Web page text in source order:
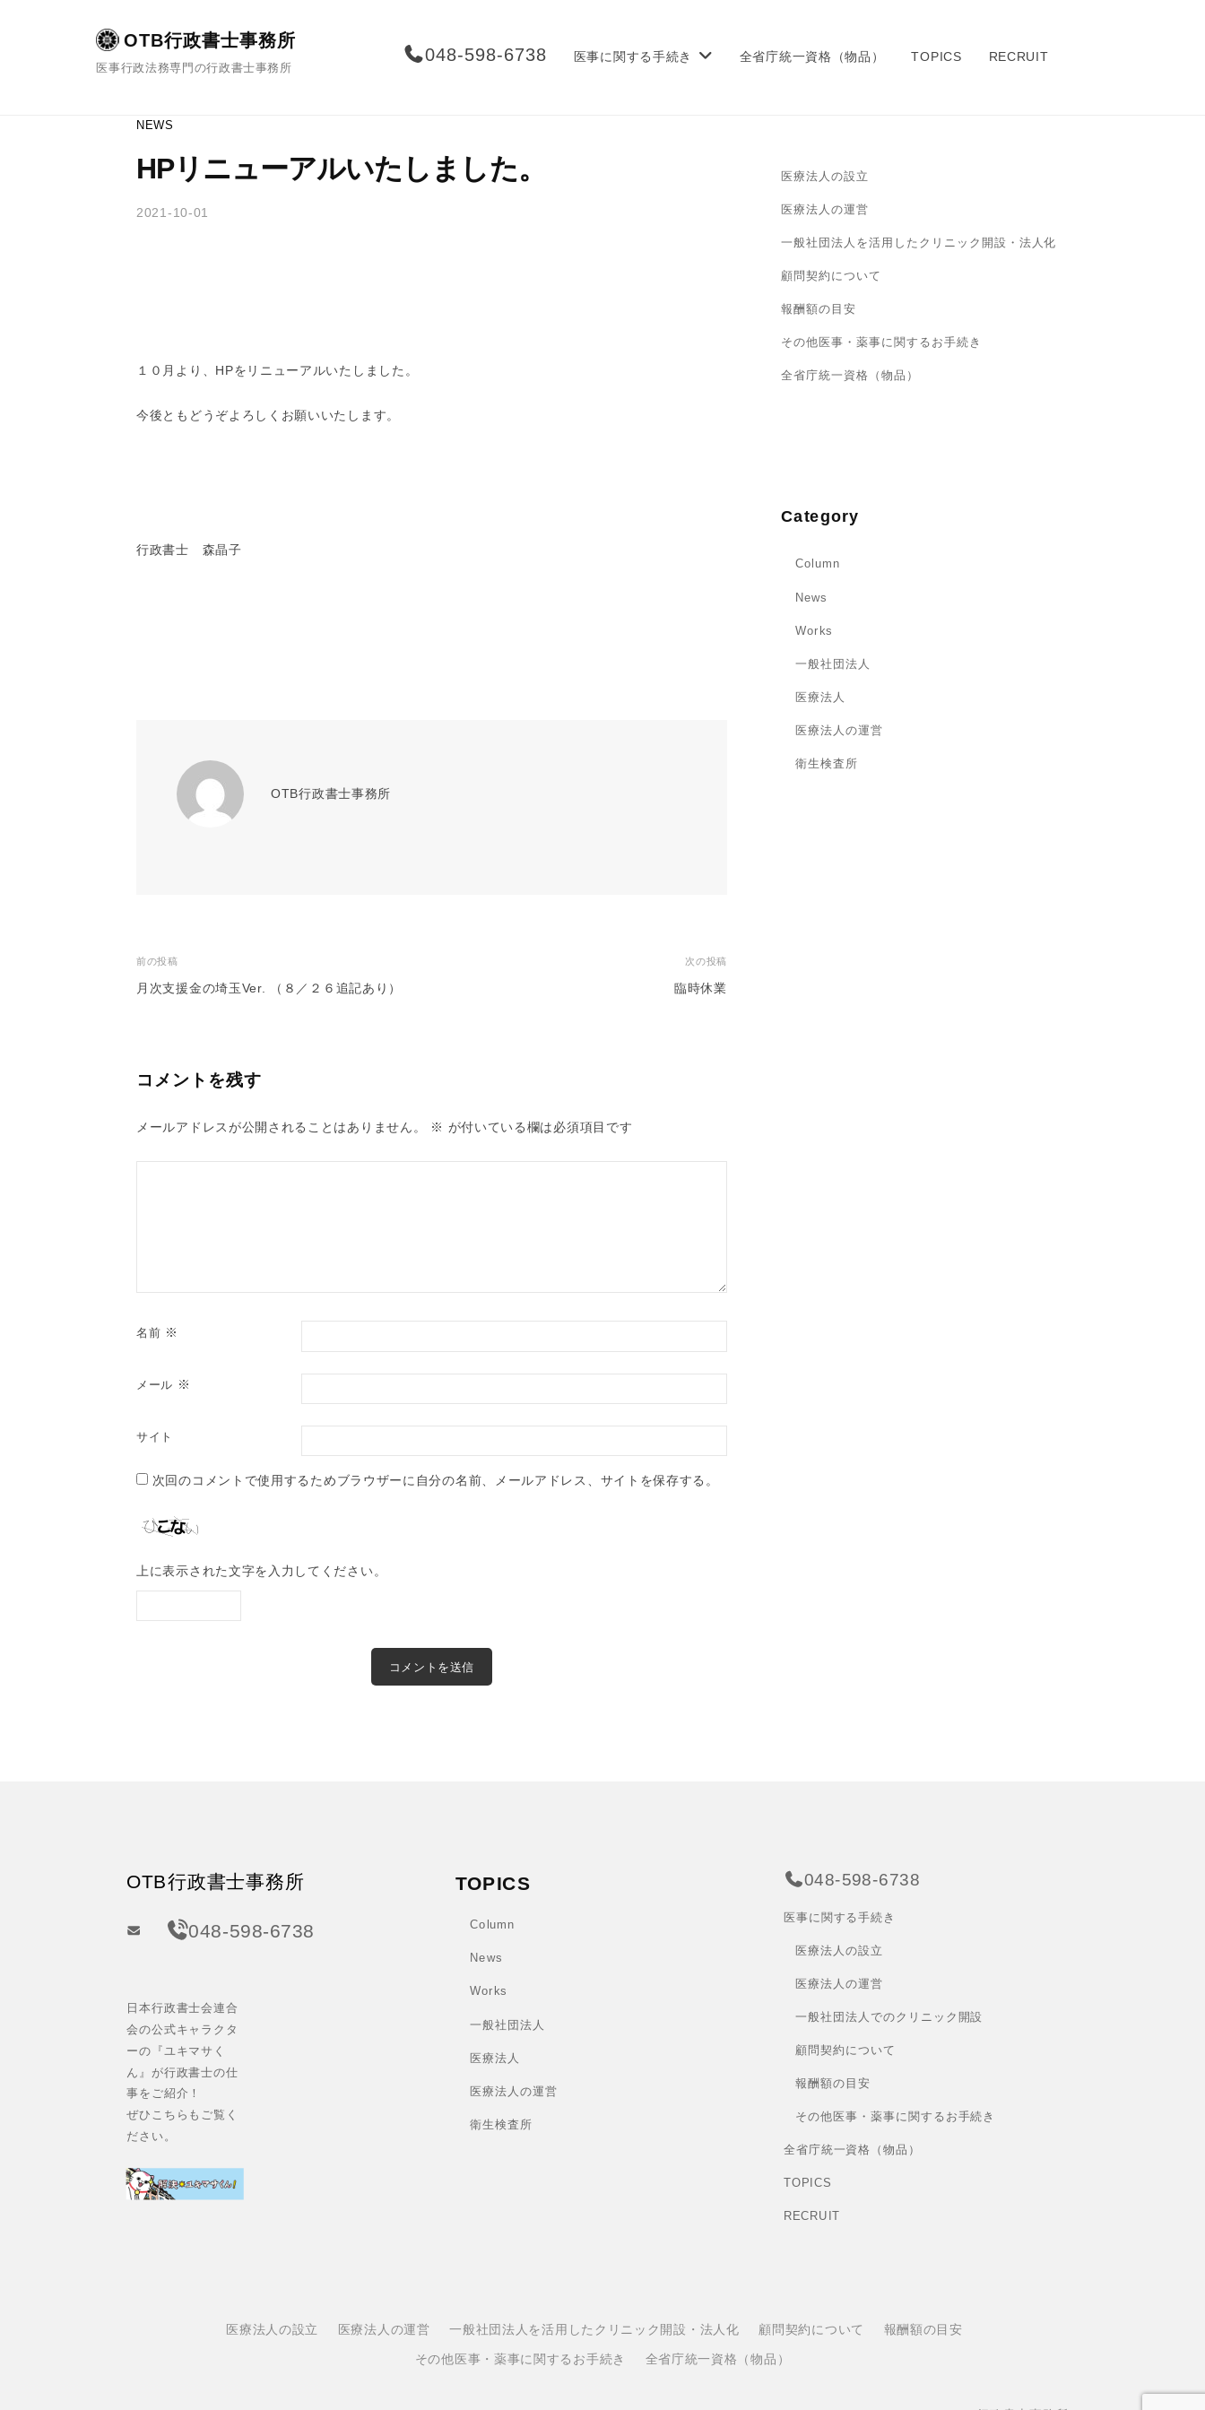
OTB行政書士事務所
医事行政法務専門の行政書士事務所
048-598-6738 医事に関する手続き 全省庁統一資格（物品） TOPICS RECRUIT
NEWS
HPリニューアルいたしました。
2021-10-01
書
事
ト
１０月より、HPをリニューアルいたしました。
今後ともどうぞよろしくお願いいたします。
行政書士 森晶子
OTB行政書士事務所
投
稿
ゲ
前の投稿
月次支援金の埼玉Ver. （８／２６追記あり）
次の投稿
臨時休業
コメントを残す
メールアドレスが公開されることはありません。 ※ が付いている欄は必須項目です
名前 ※
メール ※
サイト
次回のコメントで使用するためブラウザーに自分の名前、メールアドレス、サイトを保存する。
上に表示された文字を入力してください。
医療法人の設立
医療法人の運営
一般社団法人を活用したクリニック開設・法人化
顧問契約について
報酬額の目安
その他医事・薬事に関するお手続き
全省庁統一資格（物品）
Category
Column
News
Works
一般社団法人
医療法人
医療法人の運営
衛生検査所
OTB行政書士事務所
048-598-6738
日本行政書士会連合
会の公式キャラクタ
ーの『ユキマサく
ん』が行政書士の仕
事をご紹介！
ぜひこちらもご覧く
ださい。
TOPICS
Column
News
Works
一般社団法人
医療法人
医療法人の運営
衛生検査所
048-598-6738
医事に関する手続き
医療法人の設立
医療法人の運営
一般社団法人でのクリニック開設
顧問契約について
報酬額の目安
その他医事・薬事に関するお手続き
全省庁統一資格（物品）
TOPICS
RECRUIT
医療法人の設立 医療法人の運営 一般社団法人を活用したクリニック開設・法人化 顧問契約について 報酬額の目安
その他医事・薬事に関するお手続き 全省庁統一資格（物品）